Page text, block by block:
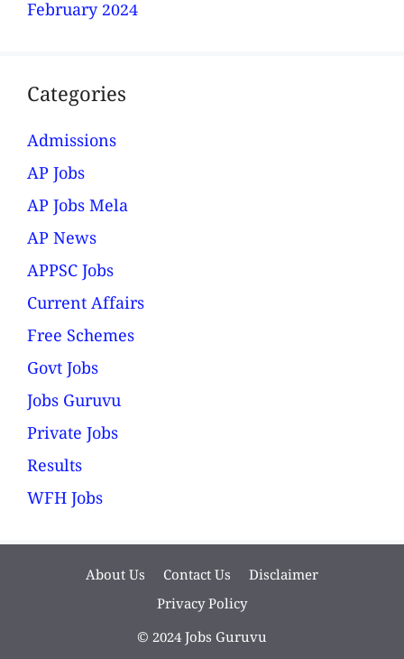
February 2024
Categories
Admissions
AP Jobs
AP Jobs Mela
AP News
APPSC Jobs
Current Affairs
Free Schemes
Govt Jobs
Jobs Guruvu
Private Jobs
Results
WFH Jobs
About Us Contact Us
Disclaimer
Privacy Policy
© 2024 Jobs Guruvu